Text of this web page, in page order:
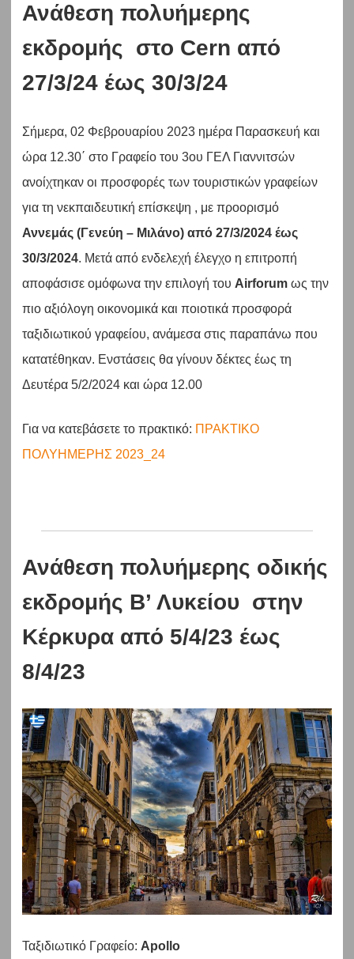
Ανάθεση πολυήμερης
εκδρομής στο Cern από
27/3/24 έως 30/3/24
Σήμερα, 02 Φεβρουαρίου 2023 ημέρα Παρασκευή και
ώρα 12.30΄ στο Γραφείο του 3ου ΓΕΛ Γιαννιτσών
ανοίχτηκαν οι προσφορές των τουριστικών γραφείων
για τη νεκπαιδευτική επίσκεψη , με προορισμό
Αννεμάς (Γενεύη – Μιλάνο) από 27/3/2024 έως
30/3/2024. Μετά από ενδελεχή έλεγχο η επιτροπή
αποφάσισε ομόφωνα την επιλογή του Airforum ως την
πιο αξιόλογη οικονομικά και ποιοτικά προσφορά
ταξιδιωτικού γραφείου, ανάμεσα στις παραπάνω που
κατατέθηκαν. Ενστάσεις θα γίνουν δέκτες έως τη
Δευτέρα 5/2/2024 και ώρα 12.00
Για να κατεβάσετε το πρακτικό: ΠΡΑΚΤΙΚΟ
ΠΟΛΥΗΜΕΡΗΣ 2023_24
Ανάθεση πολυήμερης οδικής
εκδρομής B’ Λυκείου στην
Κέρκυρα από 5/4/23 έως
8/4/23
Ταξιδιωτικό Γραφείο: Apollo